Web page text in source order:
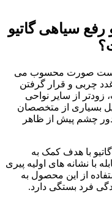
سیاهی گاتیو
صورت محسوب می
چربی و قرار گرفتن
از سایر نواحی
بسیاری از متخصصان
چشم پیش از ظاهر
با هدف کمک به
با نشانه های اولیه پیری
از این محصول به
فرد بستگی دارد.